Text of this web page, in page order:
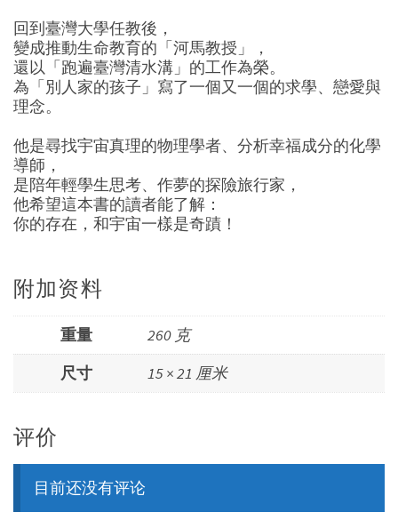
回到臺灣大學任教後，
變成推動生命教育的「河馬教授」，
還以「跑遍臺灣清水溝」的工作為榮。
為「別人家的孩子」寫了一個又一個的求學、戀愛與
理念。
他是尋找宇宙真理的物理學者、分析幸福成分的化學
導師，
是陪年輕學生思考、作夢的探險旅行家，
他希望這本書的讀者能了解：
你的存在，和宇宙一樣是奇蹟！
附加资料
重量
260 克
尺寸
15 × 21 厘米
评价
目前还没有评论